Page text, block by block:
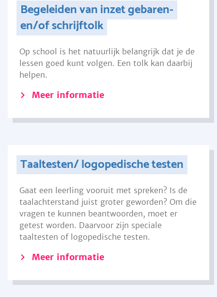
Begeleiden van inzet gebaren-
en/of schrijftolk
Op school is het natuurlijk belangrijk dat je de
lessen goed kunt volgen. Een tolk kan daarbij
helpen.
Meer informatie
Taaltesten/ logopedische testen
Gaat een leerling vooruit met spreken? Is de
taalachterstand juist groter geworden? Om die
vragen te kunnen beantwoorden, moet er
getest worden. Daarvoor zijn speciale
taaltesten of logopedische testen.
Meer informatie